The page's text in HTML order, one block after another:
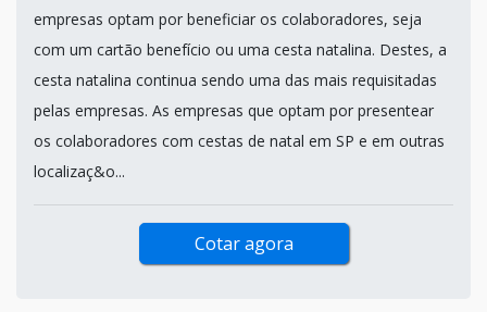
empresas optam por beneficiar os colaboradores, seja
com um cartão benefício ou uma cesta natalina. Destes, a
cesta natalina continua sendo uma das mais requisitadas
pelas empresas. As empresas que optam por presentear
os colaboradores com cestas de natal em SP e em outras
localizaç&o...
Cotar agora